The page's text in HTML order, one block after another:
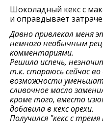
Шоколадный кекс с
и оправдывает
Давно привлекал меня
немного необычным
комментариями.
Решила испечь,
т.к. стараюсь сейчас во
возможности
сливочное масло
кроме того, вместо
добавила в кекс орехи.
Получился "кекс с